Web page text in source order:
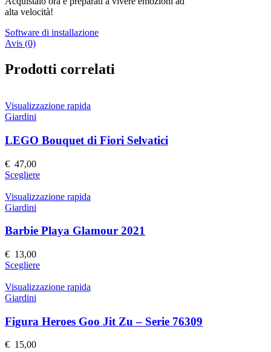
alta velocità!
Software di installazione
Avis (0)
Prodotti correlati
Visualizzazione rapida
Giardini
LEGO Bouquet di Fiori Selvatici
€ 47,00
ScegliereQuesto
ha
Le
opzioni
scelte
nella
pagina
prodotto
Visualizzazione rapida
Giardini
Barbie Playa Glamour 2021
€ 13,00
ScegliereQuesto
ha
Le
opzioni
Visualizzazione rapida
Giardini
Figura Heroes Goo Jit Zu – Serie 76309
€ 15,00